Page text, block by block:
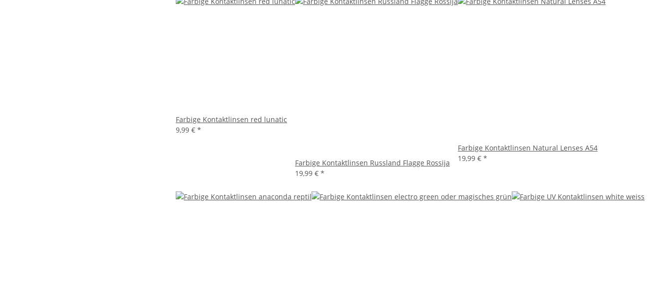
Farbige Kontaktlinsen red lunatic
9,99 € *
Farbige Kontaktlinsen Russland Flagge Rossija
19,99 € *
Farbige Kontaktlinsen Natural Lenses A54
19,99 € *